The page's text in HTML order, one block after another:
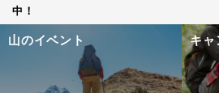
中！
山のイベント キャ